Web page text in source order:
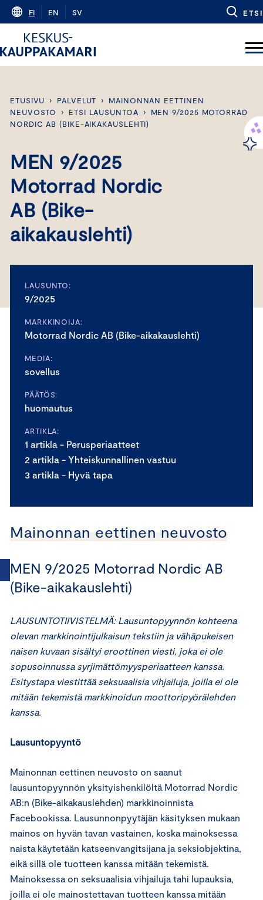
Skip
content
FI EN SV ETSI
ETUSIVU › PALVELUT ›
MAINONNAN EETTINEN
NEUVOSTO
› ETSI LAUSUNTOA ›
MEN 9/2025 MOTORRAD
NORDIC AB (BIKE-AIKAKAUSLEHTI)
MEN 9/2025
Motorrad Nordic
AB (Bike-
aikakauslehti)
LAUSUNTO:
9/2025
MARKKINOIJA:
Motorrad Nordic AB (Bike-aikakauslehti)
MEDIA:
sovellus
PÄÄTÖS:
huomautus
ARTIKLA:
1 artikla - Perusperiaatteet
2 artikla - Yhteiskunnallinen vastuu
3 artikla - Hyvä tapa
Mainonnan eettinen neuvosto
MEN 9/2025 Motorrad Nordic AB
(Bike-aikakauslehti)
LAUSUNTOTIIVISTELMÄ: Lausuntopyynnön kohteena
olevan markkinointijulkaisun tekstiin ja vähäpukeisen
naisen kuvaan sisältyi eroottinen viesti, joka ei ole
sopusoinnussa syrjimättömyysperiaatteen kanssa.
Esitystapa viestittää seksuaalisia vihjailuja, joilla ei ole
mitään tekemistä markkinoidun moottoripyörälehden
kanssa.
Lausuntopyyntö
Mainonnan eettinen neuvosto on saanut
lausuntopyynnön yksityishenkilöltä Motorrad Nordic
AB:n (Bike-aikakauslehden) markkinoinnista
Facebookissa. Lausunnonpyytäjän käsityksen mukaan
mainos on hyvän tavan vastainen, koska mainoksessa
naista käytetään katseenvangitsijana ja seksiobjektina,
eikä sillä ole tuotteen kanssa mitään tekemistä.
Mainoksessa on seksuaalisia vihjailuja tahi lupauksia,
joilla ei ole mainostettavan tuotteen kanssa mitään